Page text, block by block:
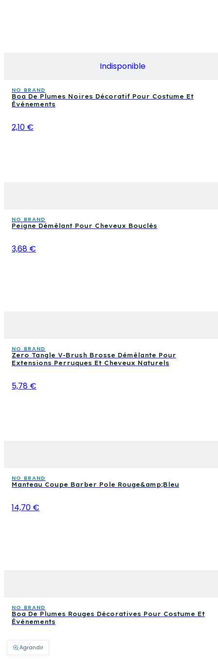
Agrandir
Indisponible
NO BRAND
Boa De Plumes Noires Décoratif Pour Costume Et
Événements
2,10 €
NO BRAND
Peigne Démêlant Pour Cheveux Bouclés
3,68 €
NO BRAND
Zero Tangle V-Brush Brosse Démêlante Pour
Extensions Perruques Et Cheveux Naturels
5,78 €
NO BRAND
Manteau Coupe Barber Pole Rouge&amp;Bleu
14,70 €
NO BRAND
Boa De Plumes Rouges Décoratives Pour Costume Et
Événements
2,10 €